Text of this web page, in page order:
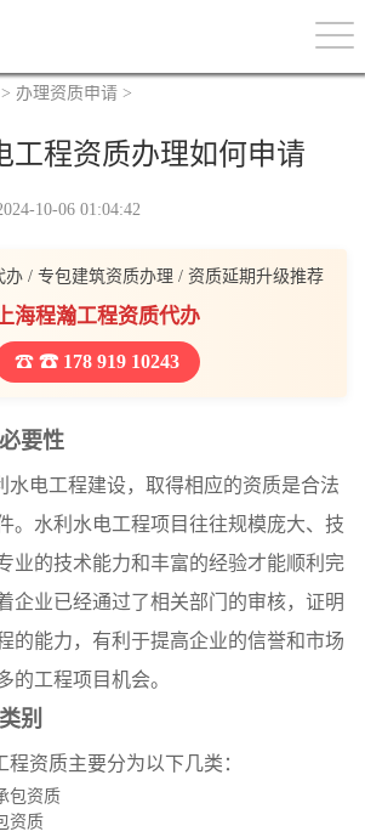
> 办理资质申请 >
工程资质办理如何申请
10-06 01:04:42
办 / 专包建筑资质办理 / 资质延期升级推荐
海程瀚工程资质代办
☎ 178 919 10243
要性
水电工程建设，取得相应的资质是合法
。水利水电工程项目往往规模庞大、技
业的技术能力和丰富的经验才能顺利完
企业已经通过了相关部门的审核，证明
的能力，有利于提高企业的信誉和市场
的工程项目机会。
别
程资质主要分为以下几类：
包资质
资质